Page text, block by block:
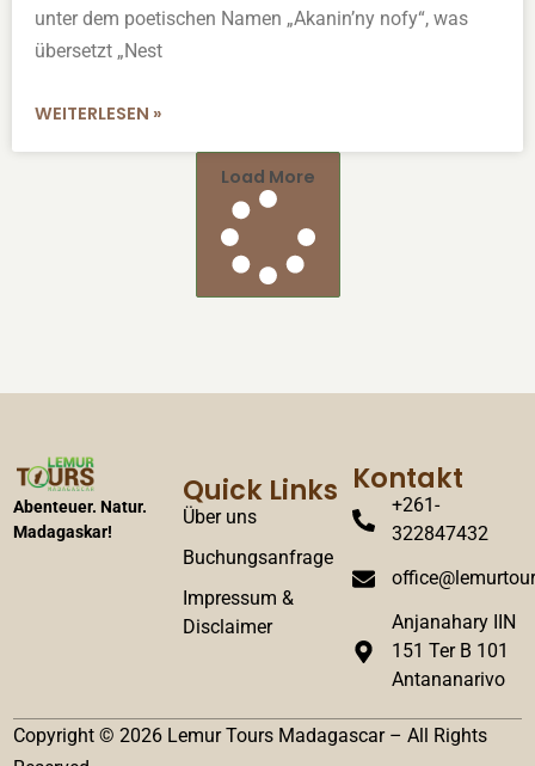
unter dem poetischen Namen „Akanin’ny nofy“, was
übersetzt „Nest
WEITERLESEN »
Load More
Abenteuer. Natur.
Madagaskar!
Quick Links
Über uns
Buchungsanfrage
Impressum &
Disclaimer
Kontakt
+261-
322847432
Anjanahary IIN
151 Ter B 101
Antananarivo
Copyright © 2026 Lemur Tours Madagascar – All Rights